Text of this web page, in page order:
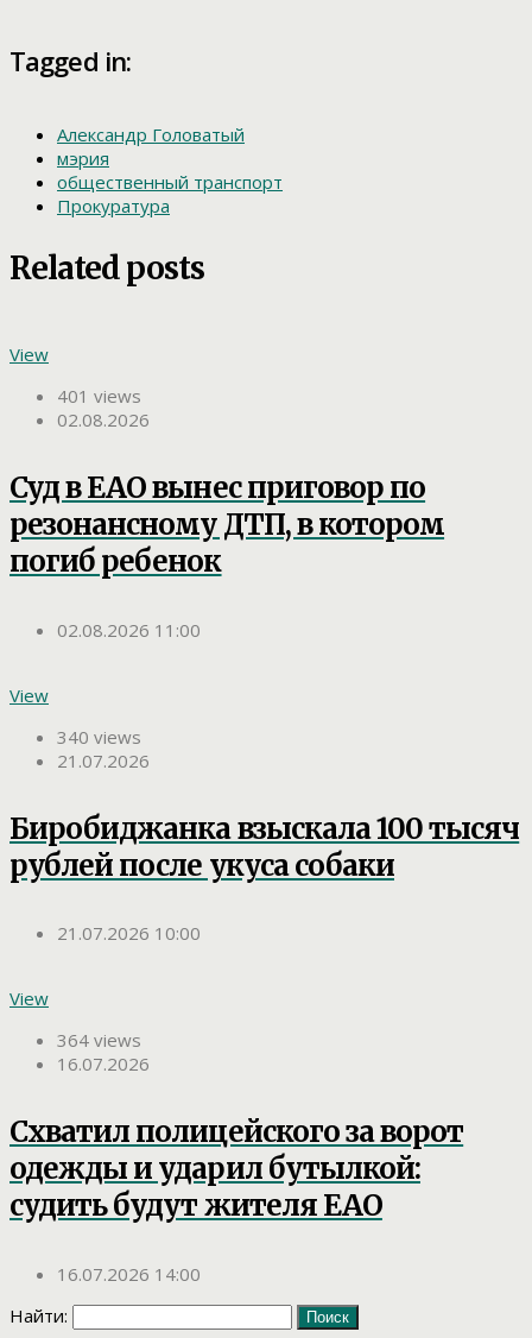
Tagged in:
Александр Головатый
мэрия
общественный транспорт
Прокуратура
Related posts
View
401 views
02.08.2026
Суд в ЕАО вынес приговор по
резонансному ДТП, в котором
погиб ребенок
02.08.2026 11:00
View
340 views
21.07.2026
Биробиджанка взыскала 100 тысяч
рублей после укуса собаки
21.07.2026 10:00
View
364 views
16.07.2026
Схватил полицейского за ворот
одежды и ударил бутылкой:
судить будут жителя ЕАО
16.07.2026 14:00
Найти: